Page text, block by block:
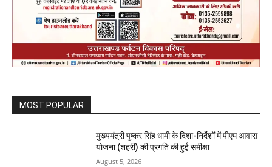
MOST POPULAR
मुख्यमंत्री पुष्कर सिंह धामी के दिशा-निर्देशों में पीएम आवास
योजना (शहरी) की प्रगति की हुई समीक्षा
August 5, 2026